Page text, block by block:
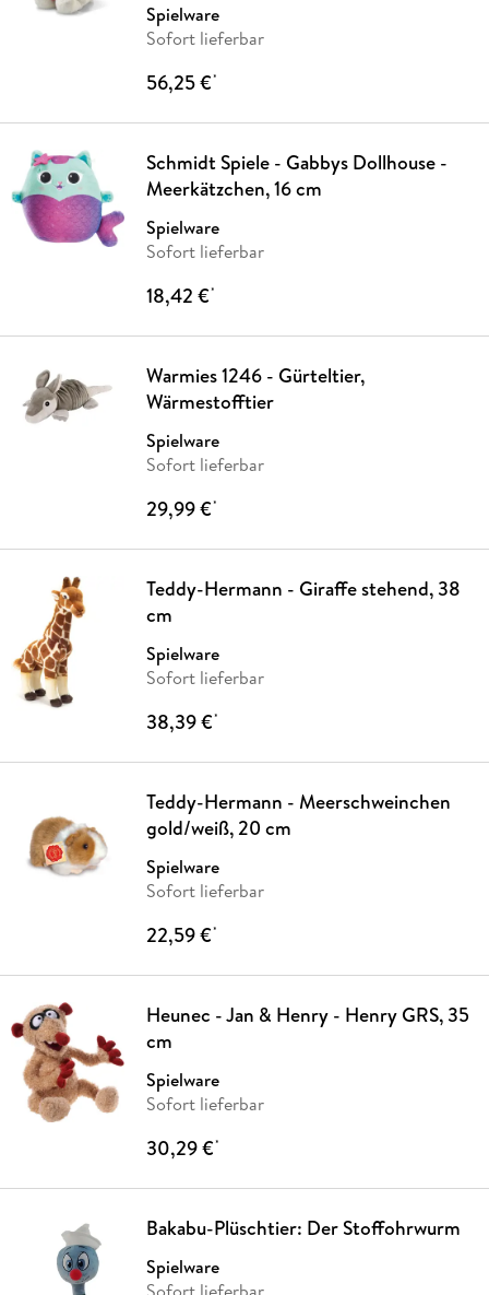
Spielware
Sofort lieferbar
56,25 €*
Schmidt Spiele - Gabbys Dollhouse -
Meerkätzchen, 16 cm
Spielware
Sofort lieferbar
18,42 €*
Warmies 1246 - Gürteltier,
Wärmestofftier
Spielware
Sofort lieferbar
29,99 €*
Teddy-Hermann - Giraffe stehend, 38
cm
Spielware
Sofort lieferbar
38,39 €*
Teddy-Hermann - Meerschweinchen
gold/weiß, 20 cm
Spielware
Sofort lieferbar
22,59 €*
Heunec - Jan & Henry - Henry GRS, 35
cm
Spielware
Sofort lieferbar
30,29 €*
Bakabu-Plüschtier: Der Stoffohrwurm
Spielware
Sofort lieferbar